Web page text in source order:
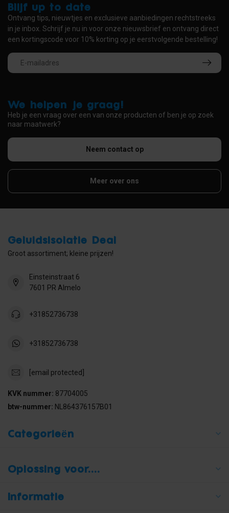
We helpen je graag!
Heb je een vraag over een van onze producten of ben je op zoek
naar maatwerk?
Neem contact op
Meer over ons
Blijf up to date
Ontvang tips, nieuwtjes en exclusieve aanbiedingen rechtstreeks
in je inbox. Schrijf je nu in voor onze nieuwsbrief en ontvang direct
een kortingscode voor 10% korting op je eerstvolgende bestelling!
Geluidsisolatie Deal
Groot assortiment; kleine prijzen!
Einsteinstraat 6
7601 PR Almelo
+31852736738
+31852736738
[email protected]
KVK nummer: 87704005
btw-nummer: NL864376157B01
Categorieën
Oplossing voor....
Informatie